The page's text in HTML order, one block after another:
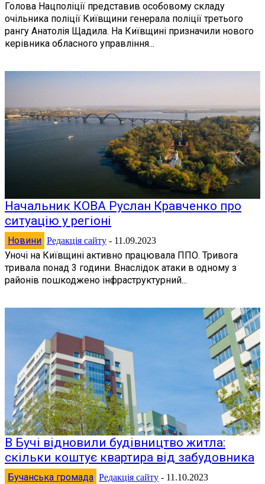
Голова Нацполіції представив особовому складу
очільника поліції Київщини генерала поліції третього
рангу Анатолія Щадила. На Київщині призначили нового
керівника обласного управління...
Начальник КОВА Руслан Кравченко про
ситуацію у регіоні
Новини Редакція сайту - 11.09.2023
Уночі на Київщині активно працювала ППО. Тривога
тривала понад 3 години. Внаслідок атаки в одному з
районів пошкоджено інфраструктурний...
В Бучі відновили будівництво житла:
скільки коштує квартира від забудовника
Бучанська громада Редакція сайту - 11.10.2023